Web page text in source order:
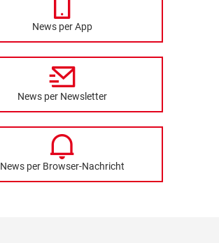
News per App
News per Newsletter
News per Browser-Nachricht